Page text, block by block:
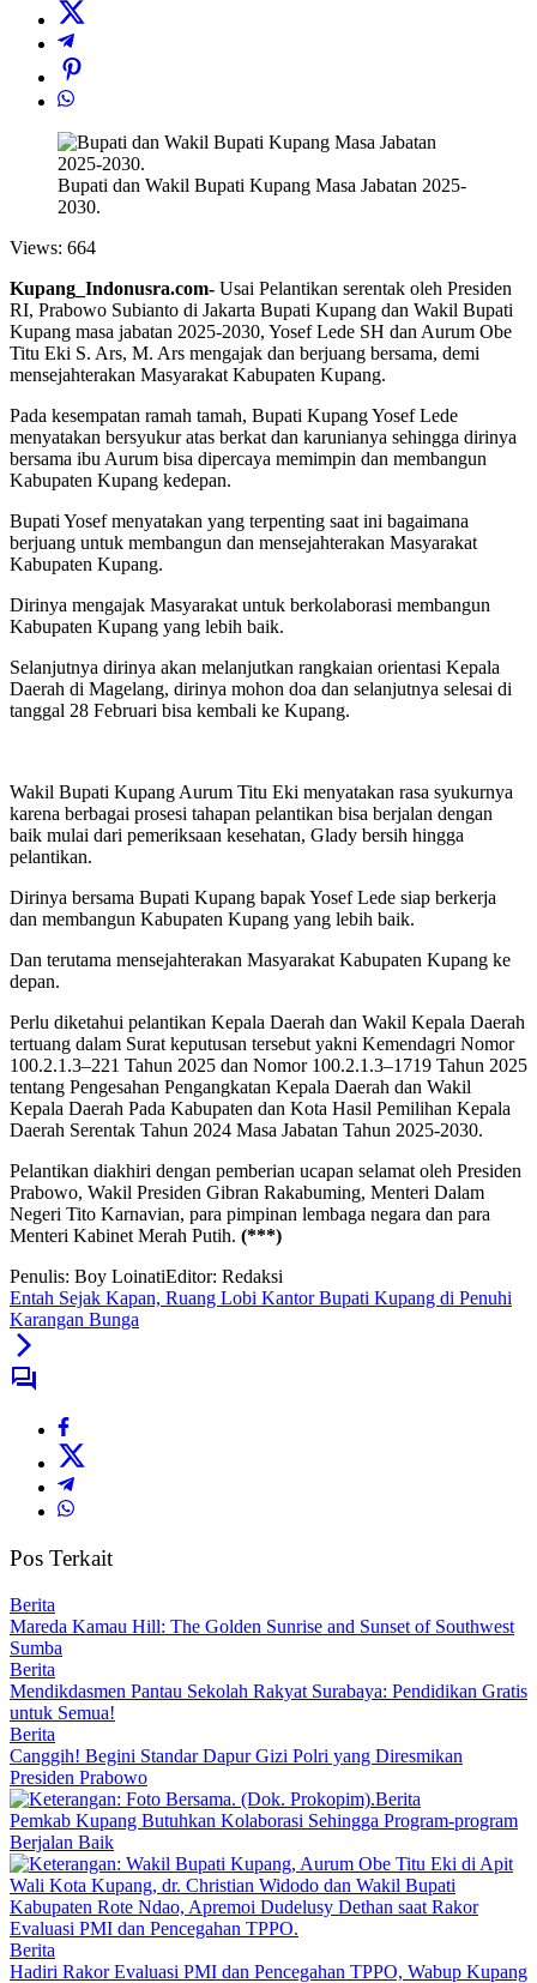
Bupati dan Wakil Bupati Kupang Masa Jabatan 2025-
2030.
Views: 664
Kupang_Indonusra.com- Usai Pelantikan serentak oleh Presiden
RI, Prabowo Subianto di Jakarta Bupati Kupang dan Wakil Bupati
Kupang masa jabatan 2025-2030, Yosef Lede SH dan Aurum Obe
Titu Eki S. Ars, M. Ars mengajak dan berjuang bersama, demi
mensejahterakan Masyarakat Kabupaten Kupang.
Pada kesempatan ramah tamah, Bupati Kupang Yosef Lede
menyatakan bersyukur atas berkat dan karunianya sehingga dirinya
bersama ibu Aurum bisa dipercaya memimpin dan membangun
Kabupaten Kupang kedepan.
Bupati Yosef menyatakan yang terpenting saat ini bagaimana
berjuang untuk membangun dan mensejahterakan Masyarakat
Kabupaten Kupang.
Dirinya mengajak Masyarakat untuk berkolaborasi membangun
Kabupaten Kupang yang lebih baik.
Selanjutnya dirinya akan melanjutkan rangkaian orientasi Kepala
Daerah di Magelang, dirinya mohon doa dan selanjutnya selesai di
tanggal 28 Februari bisa kembali ke Kupang.
Wakil Bupati Kupang Aurum Titu Eki menyatakan rasa syukurnya
karena berbagai prosesi tahapan pelantikan bisa berjalan dengan
baik mulai dari pemeriksaan kesehatan, Glady bersih hingga
pelantikan.
Dirinya bersama Bupati Kupang bapak Yosef Lede siap berkerja
dan membangun Kabupaten Kupang yang lebih baik.
Dan terutama mensejahterakan Masyarakat Kabupaten Kupang ke
depan.
Perlu diketahui pelantikan Kepala Daerah dan Wakil Kepala Daerah
tertuang dalam Surat keputusan tersebut yakni Kemendagri Nomor
100.2.1.3–221 Tahun 2025 dan Nomor 100.2.1.3–1719 Tahun 2025
tentang Pengesahan Pengangkatan Kepala Daerah dan Wakil
Kepala Daerah Pada Kabupaten dan Kota Hasil Pemilihan Kepala
Daerah Serentak Tahun 2024 Masa Jabatan Tahun 2025-2030.
Pelantikan diakhiri dengan pemberian ucapan selamat oleh Presiden
Prabowo, Wakil Presiden Gibran Rakabuming, Menteri Dalam
Negeri Tito Karnavian, para pimpinan lembaga negara dan para
Menteri Kabinet Merah Putih. (***)
Penulis: Boy LoinatiEditor: Redaksi
Entah Sejak Kapan, Ruang Lobi Kantor Bupati Kupang di Penuhi
Karangan Bunga
Pos Terkait
Berita
Mareda Kamau Hill: The Golden Sunrise and Sunset of Southwest
Sumba
Berita
Mendikdasmen Pantau Sekolah Rakyat Surabaya: Pendidikan Gratis
untuk Semua!
Berita
Canggih! Begini Standar Dapur Gizi Polri yang Diresmikan
Presiden Prabowo
Berita
Pemkab Kupang Butuhkan Kolaborasi Sehingga Program-program
Berjalan Baik
Berita
Hadiri Rakor Evaluasi PMI dan Pencegahan TPPO, Wabup Kupang